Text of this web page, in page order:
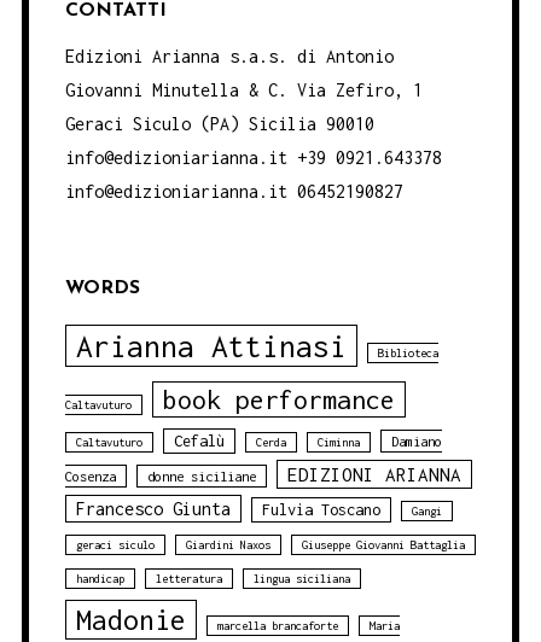
CONTATTI
Edizioni Arianna s.a.s. di Antonio
Giovanni Minutella & C. Via Zefiro, 1
Geraci Siculo (PA) Sicilia 90010
info@edizioniarianna.it +39 0921.643378
info@edizioniarianna.it 06452190827
WORDS
Arianna Attinasi Biblioteca
Caltavuturo book performance
Caltavuturo Cefalù Cerda Ciminna Damiano
Cosenza donne siciliane EDIZIONI ARIANNA
Francesco Giunta Fulvia Toscano Gangi
geraci siculo Giardini Naxos Giuseppe Giovanni Battaglia
handicap letteratura lingua siciliana
Madonie marcella brancaforte Maria